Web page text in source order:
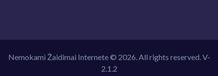
Nemokami Žaidimai Internete © 2026. All rights reserved.V-
2.1.2